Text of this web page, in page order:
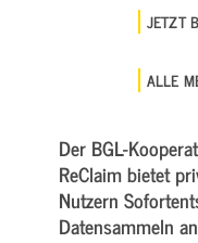
JETZT
ALLE
Der BGL-
ReClaim bietet
Nutzern
Datensammeln